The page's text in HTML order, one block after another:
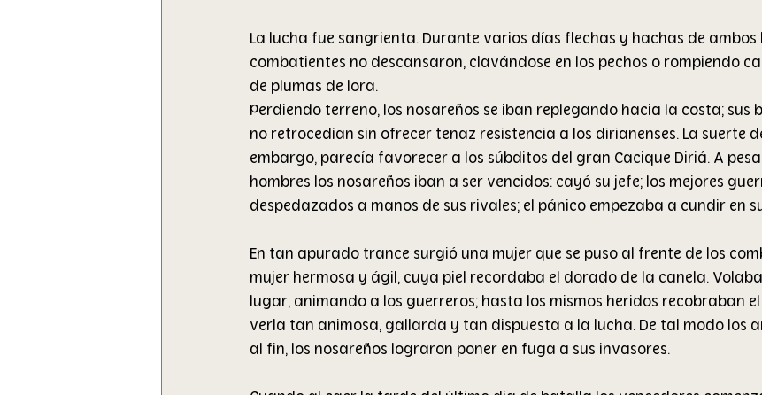
La lucha fue sangrienta. Durante varios días flechas y hachas de ambos
combatientes no descansaron, clavándose en los pechos o rompiendo
de plumas de lora.
Perdiendo terreno, los nosareños se iban replegando hacia la costa; sus
no retrocedían sin ofrecer tenaz resistencia a los dirianenses. La suerte
embargo, parecía favorecer a los súbditos del gran Cacique Diriá. A
hombres los nosareños iban a ser vencidos: cayó su jefe; los mejores
despedazados a manos de sus rivales; el pánico empezaba a cundir en
En tan apurado trance surgió una mujer que se puso al frente de los
mujer hermosa y ágil, cuya piel recordaba el dorado de la canela.
lugar, animando a los guerreros; hasta los mismos heridos recobraban
verla tan animosa, gallarda y tan dispuesta a la lucha. De tal modo los
al fin, los nosareños lograron poner en fuga a sus invasores.